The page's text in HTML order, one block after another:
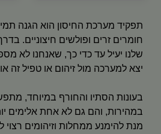
תפקיד מערכת החיסון הוא הגנה
חומרים זרים ופולשים חיצוניים.
שלנו יעיל עד כדי כך, שאנחנו לא
יצא למערכה מול זיהום או טפיל זה
בעונות הסתיו והחורף במיוחד,
במהירות, והם גם לא אחת אלימים
מנת להימנע ממחלות וזיהומים